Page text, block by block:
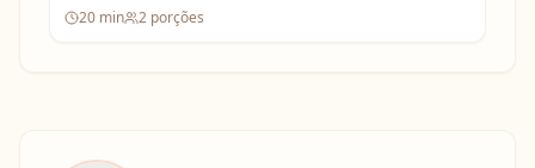
20 min 2 porções